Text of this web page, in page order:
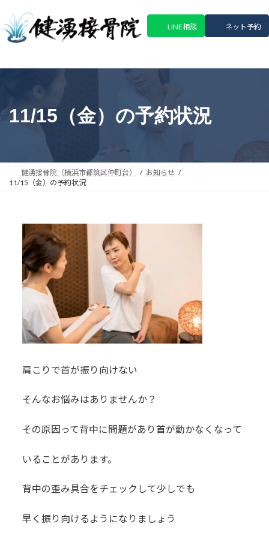
テ
ッ
ゲ
移
LINE相談 ネット予約
11/15（金）の予約状況
健湧接骨院（横浜市都筑区仲町台）
お知らせ
11/15（金）の予約状況
肩こりで首が振り向けない
そんなお悩みはありませんか？
その原因って背中に問題があり首が動かなくなって
いることがあります。
背中の歪み具合をチェックして少しでも
早く振り向けるようになりましょう